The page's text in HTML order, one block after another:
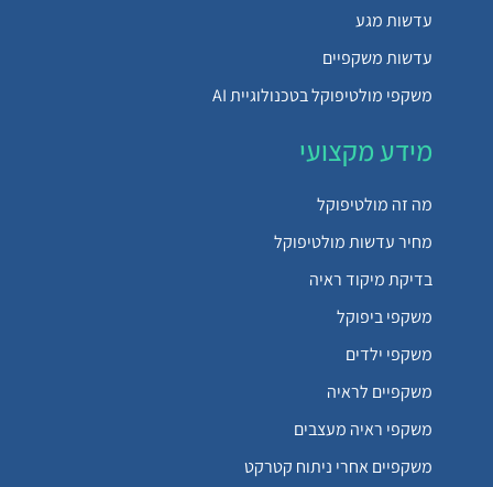
עדשות מגע
עדשות משקפיים
משקפי מולטיפוקל בטכנולוגיית AI
מידע מקצועי
מה זה מולטיפוקל
מחיר עדשות מולטיפוקל
בדיקת מיקוד ראיה
משקפי ביפוקל
משקפי ילדים
משקפיים לראיה
משקפי ראיה מעצבים
משקפיים אחרי ניתוח קטרקט